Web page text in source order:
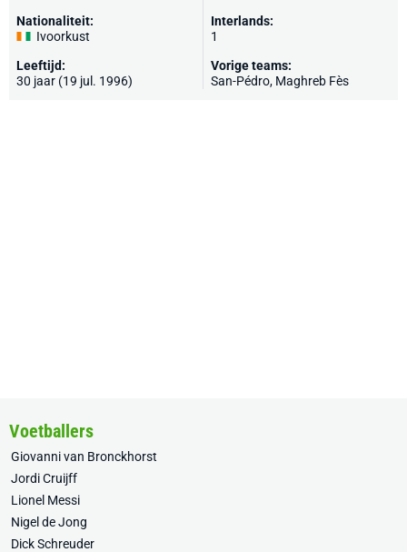
Nationaliteit:
Ivoorkust
Leeftijd:
30 jaar (19 jul. 1996)
Interlands:
1
Vorige teams:
San-Pédro, Maghreb Fès
Voetballers
Giovanni van Bronckhorst
Jordi Cruijff
Lionel Messi
Nigel de Jong
Dick Schreuder